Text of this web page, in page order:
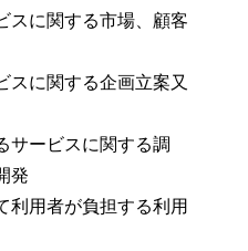
に関する市場、顧客
に関する企画立案又
ービスに関する調
発
用者が負担する利用